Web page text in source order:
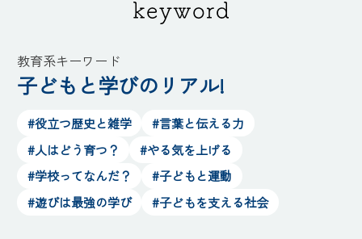
教育系キーワード
子どもと学びのリアル!
#役立つ歴史と雑学
#言葉と伝える力
#人はどう育つ？
#やる気を上げる
#学校ってなんだ？
#子どもと運動
#遊びは最強の学び
#子どもを支える社会